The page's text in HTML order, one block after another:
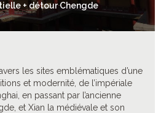
+ détour Chengde
les sites emblématiques d’une
et modernité, de l’impériale
en passant par l’ancienne
et Xian la médiévale et son